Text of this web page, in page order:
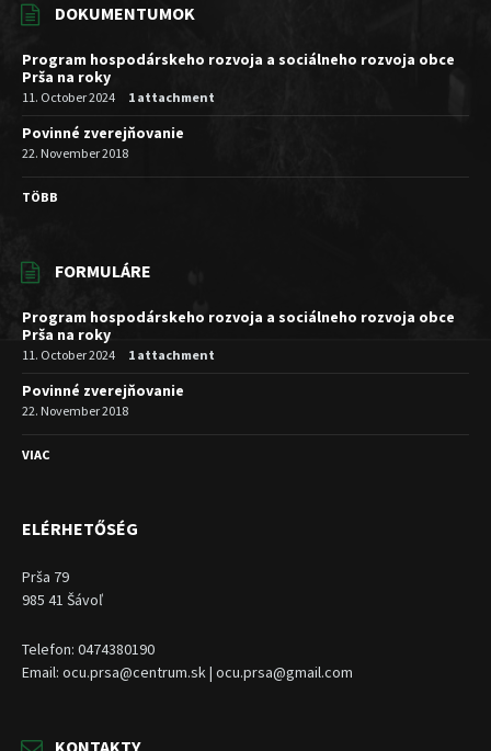
DOKUMENTUMOK
Program hospodárskeho rozvoja a sociálneho rozvoja obce
Prša na roky
11. October 2024 1 attachment
Povinné zverejňovanie
22. November 2018
TÖBB
FORMULÁRE
Program hospodárskeho rozvoja a sociálneho rozvoja obce
Prša na roky
11. October 2024 1 attachment
Povinné zverejňovanie
22. November 2018
VIAC
ELÉRHETŐSÉG
Prša 79
985 41 Šávoľ
Telefon: 0474380190
Email: ocu.prsa@centrum.sk | ocu.prsa@gmail.com
KONTAKTY